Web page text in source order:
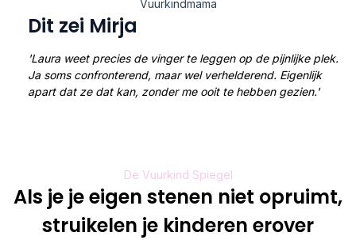
Vuurkindmama
Dit zei Mirja
'Laura weet precies de vinger te leggen op de pijnlijke plek.
Ja soms confronterend, maar wel verhelderend. Eigenlijk
apart dat ze dat kan, zonder me ooit te hebben gezien.'
De Vuurkind Spiegel
Als je je eigen stenen niet opruimt,
struikelen je kinderen erover